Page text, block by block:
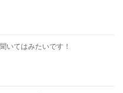
いてはみたいです！